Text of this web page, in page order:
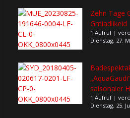
Zehn Tage
Gmiadlikeid
1 Aufruf |
Dienstag, 27.
saisonaler
1 Aufruf |
Dienstag, 25.